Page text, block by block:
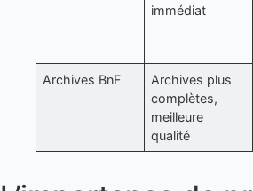
immédiat
Archives BnF
Archives plus
complètes,
meilleure
qualité